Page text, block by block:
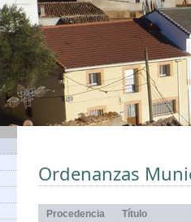
Ordenanzas
Procedencia
Título